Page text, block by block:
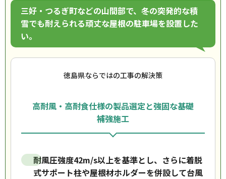
三好・つるぎ町などの山間部で、冬の突発的な積
雪でも耐えられる頑丈な屋根の駐車場を設置した
い。
徳島県ならではの工事の解決策
高耐風・高耐食仕様の製品選定と強固な基礎
補強施工
耐風圧強度42m/s以上を基準とし、さらに着脱
式サポート柱や屋根材ホルダーを併設して台風